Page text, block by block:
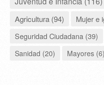
Agricultura (94)
Mujer e
Seguridad Ciudadana (39)
Sanidad (20)
Mayores (6)